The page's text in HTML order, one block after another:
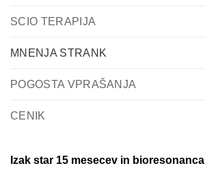
SCIO TERAPIJA
MNENJA STRANK
POGOSTA VPRAŠANJA
CENIK
Izak star 15 mesecev in bioresonanca